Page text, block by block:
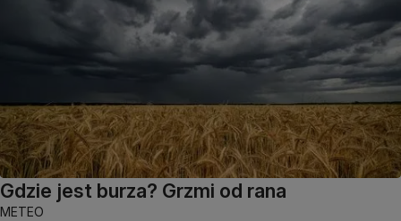
Gdzie jest burza? Grzmi od rana
METEO